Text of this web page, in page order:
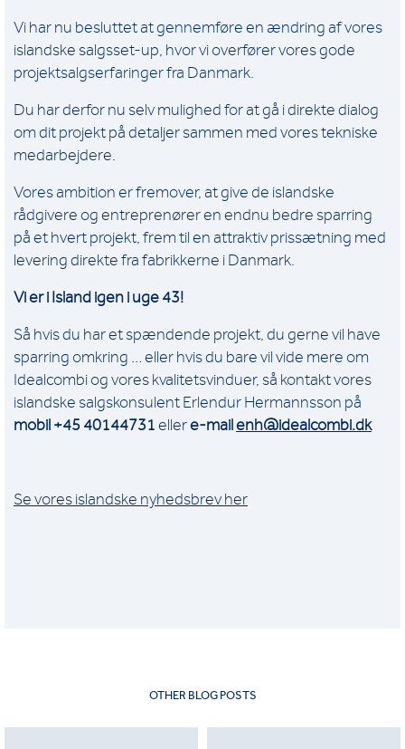
Vi har nu besluttet at gennemføre en ændring af vores
islandske salgsset-up, hvor vi overfører vores gode
projektsalgserfaringer fra Danmark.
Du har derfor nu selv mulighed for at gå i direkte dialog
om dit projekt på detaljer sammen med vores tekniske
medarbejdere.
Vores ambition er fremover, at give de islandske
rådgivere og entreprenører en endnu bedre sparring
på et hvert projekt, frem til en attraktiv prissætning med
levering direkte fra fabrikkerne i Danmark.
Vi er i Island igen i uge 43!
Så hvis du har et spændende projekt, du gerne vil have
sparring omkring … eller hvis du bare vil vide mere om
Idealcombi og vores kvalitetsvinduer, så kontakt vores
islandske salgskonsulent Erlendur Hermannsson på
mobil +45 40144731 ellere-mailenh@idealcombi.dk
Se vores islandske nyhedsbrev her
OTHER BLOG POSTS